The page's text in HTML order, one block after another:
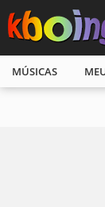
MÚSICAS